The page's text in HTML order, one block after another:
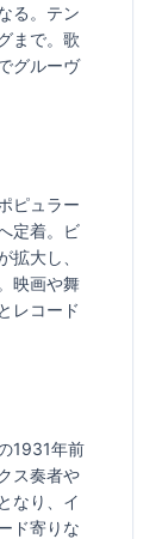
る。テン
まで。歌
グルーヴ
ピュラー
定着。ビ
拡大し、
映画や舞
レコード
1931年前
ス奏者や
なり、イ
ド寄りな